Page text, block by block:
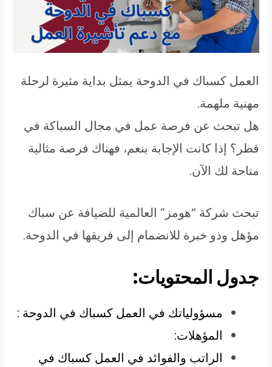
العمل كسباك في الدوحة يمثل بداية مثيرة لرحلة
مهنية ملهمة.
هل تبحث عن فرصة عمل في مجال السباكة في
قطر؟ إذا كانت الإجابة بنعم، فهناك فرصة مثالية
متاحة لك الآن.
تبحث شركة “هومز” العالمية للضيافة عن سباك
مؤهل وذو خبرة للانضمام إلى فريقها في الدوحة.
جدول المحتويات:
مسؤولياتك في العمل كسباك في الدوحة :
المؤهلات:
الراتب والفوائد في العمل كسباك في